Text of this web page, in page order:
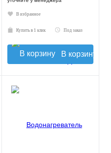
В избранное
Купить в 1 клик Под заказ
В корзину